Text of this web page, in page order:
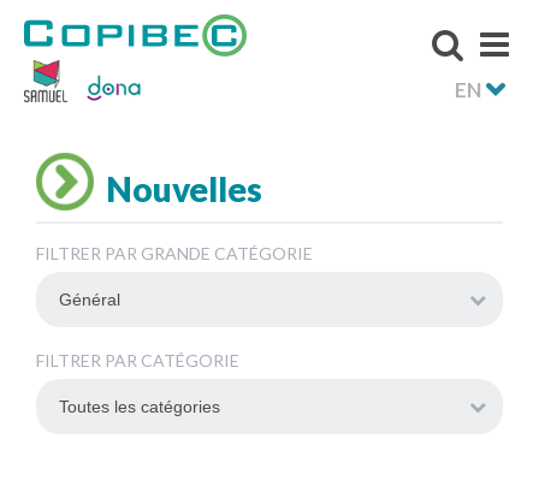
EN
Nouvelles
FILTRER PAR GRANDE CATÉGORIE
FILTRER PAR CATÉGORIE